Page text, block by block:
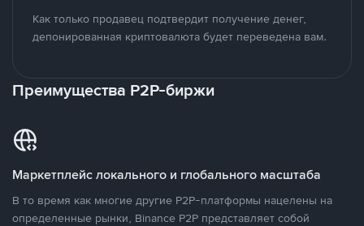
Как только продавец подтвердит получение денег,
депонированная криптовалюта будет переведена вам.
Преимущества P2P-биржи
Маркетплейс локального и глобального масштаба
В то время как многие другие P2P-платформы нацелены на
определенные рынки, Binance P2P представляет собой